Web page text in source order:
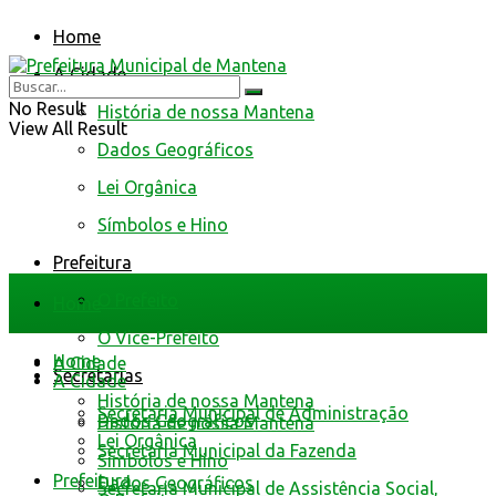
Home
A Cidade
História de nossa Mantena
Dados Geográficos
Lei Orgânica
Símbolos e Hino
Prefeitura
O Vice-Prefeito
Secretarias
Secretaria Municipal de Administração
Secretaria Municipal da Fazenda
Secretaria Municipal de Assistência Social,
No Result
View All Result
Home
A Cidade
História de nossa Mantena
Dados Geográficos
Home
A Cidade
História de nossa Mantena
Dados Geográficos
Lei Orgânica
Símbolos e Hino
Prefeitura